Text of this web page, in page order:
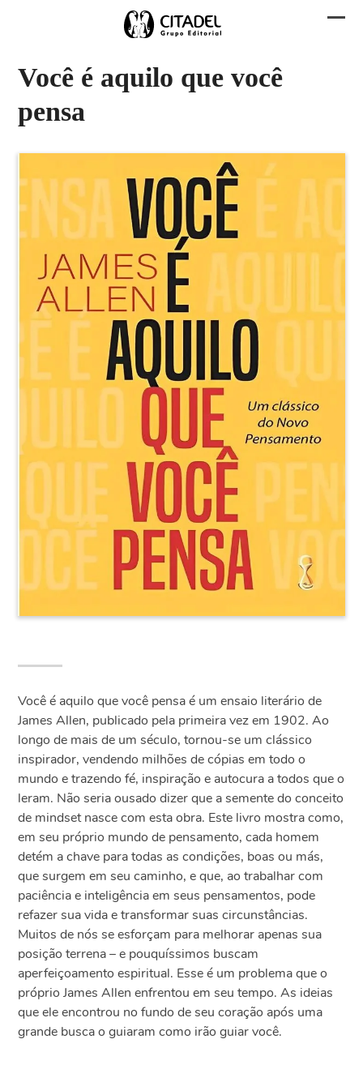
Você é aquilo que você
pensa
Você é aquilo que você pensa é um ensaio literário de
James Allen, publicado pela primeira vez em 1902. Ao
longo de mais de um século, tornou-se um clássico
inspirador, vendendo milhões de cópias em todo o
mundo e trazendo fé, inspiração e autocura a todos que o
leram. Não seria ousado dizer que a semente do conceito
de mindset nasce com esta obra. Este livro mostra como,
em seu próprio mundo de pensamento, cada homem
detém a chave para todas as condições, boas ou más,
que surgem em seu caminho, e que, ao trabalhar com
paciência e inteligência em seus pensamentos, pode
refazer sua vida e transformar suas circunstâncias.
Muitos de nós se esforçam para melhorar apenas sua
posição terrena – e pouquíssimos buscam
aperfeiçoamento espiritual. Esse é um problema que o
próprio James Allen enfrentou em seu tempo. As ideias
que ele encontrou no fundo de seu coração após uma
grande busca o guiaram como irão guiar você.